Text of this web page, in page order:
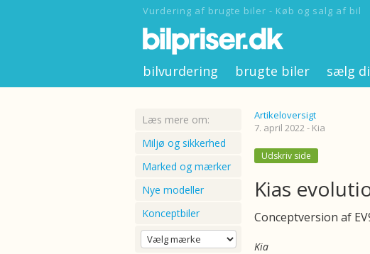
Vurdering af brugte biler - Køb og salg af bil
bilvurdering brugte biler sælg
Læs mere om:
Miljø og sikkerhed
Marked og mærker
Nye modeller
Konceptbiler
Artikeloversigt
7. april 2022 - Kia
Udskriv side
Kias
Conceptversion af
Kia